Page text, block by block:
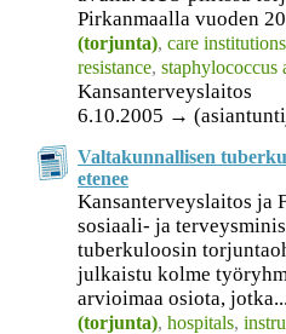
Pirkanmaalla vuoden
(torjunta), care institutions
resistance, staphylococcus
Kansanterveyslaitos
6.10.2005 →
Valtakunnallisen
etenee
Kansanterveyslaitos ja
sosiaali- ja
tuberkuloosin
julkaistu kolme
arvioimaa osiota,
(torjunta), hospitals,